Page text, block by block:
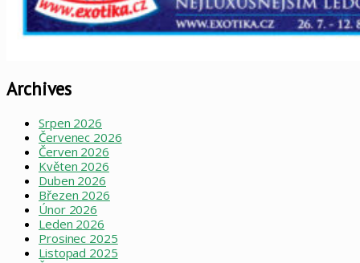
Archives
Srpen 2026
Červenec 2026
Červen 2026
Květen 2026
Duben 2026
Březen 2026
Únor 2026
Leden 2026
Prosinec 2025
Listopad 2025